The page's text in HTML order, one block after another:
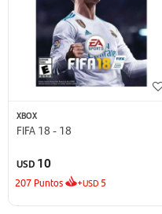
XBOX
FIFA 18 - 18
USD 10
207 Puntos +USD5